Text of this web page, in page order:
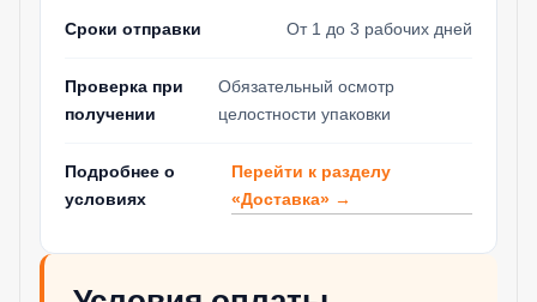
Сроки отправки От 1 до 3 рабочих дней
Проверка при
получении
Обязательный осмотр
целостности упаковки
Подробнее о
условиях
Перейти к разделу
«Доставка» →